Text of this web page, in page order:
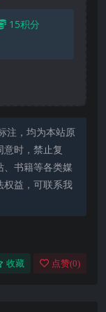
15积分
注，均为本站原
时，禁止复
、书籍等各类媒
权益，可联系我
收藏 点赞(0)